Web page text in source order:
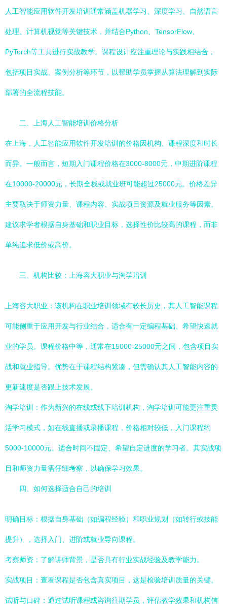
人工智能应用软件开发培训通常涵盖机器学习、深度学习、自然语言
处理、计算机视觉等关键技术，并结合Python、TensorFlow、
PyTorch等工具进行实战教学。课程设计应注重理论与实践相结合，
包括项目实战、案例分析等环节，以帮助学员掌握从算法理解到实际
部署的全流程技能。
二、上海人工智能培训价格分析
在上海，人工智能应用软件开发培训的价格因机构、课程深度和时长
而异。一般而言，短期入门课程价格在3000-8000元，中期进阶课程
在10000-20000元，长期全栈或就业班可能超过25000元。价格差异
主要取决于师资力量、课程内容、实战项目资源及就业服务等因素。
建议求学者根据自身基础和职业目标，选择性价比较高的课程，而非
单纯追求低价或高价。
三、机构比较：上海容大职业与淘学培训
上海容大职业：该机构在职业培训领域有较长历史，其人工智能课程
可能侧重于应用开发与行业结合，适合有一定编程基础、希望快速就
业的学员。课程价格中等，通常在15000-25000元之间，包含项目实
战和就业指导。优势在于课程结构紧凑，但需确认其人工智能内容的
更新速度是否跟上技术发展。
淘学培训：作为新兴的在线或线下培训机构，淘学培训可能更注重灵
活学习模式，如在线直播或录播课程，价格相对较低，入门课程约
5000-10000元。适合时间不固定、希望自定进度的学习者。其实战项
目和师资力量需仔细考察，以确保学习效果。
四、如何选择适合自己的培训
明确目标：根据自身基础（如编程经验）和职业规划（如转行或技能
提升），选择入门、进阶或就业导向课程。
考察师资：了解讲师背景，是否具有行业实战经验及教学能力。
实战项目：查看课程是否包含真实项目，这是检验培训质量的关键。
试听与口碑：通过试听课程或咨询往期学员，评估教学效果和机构信